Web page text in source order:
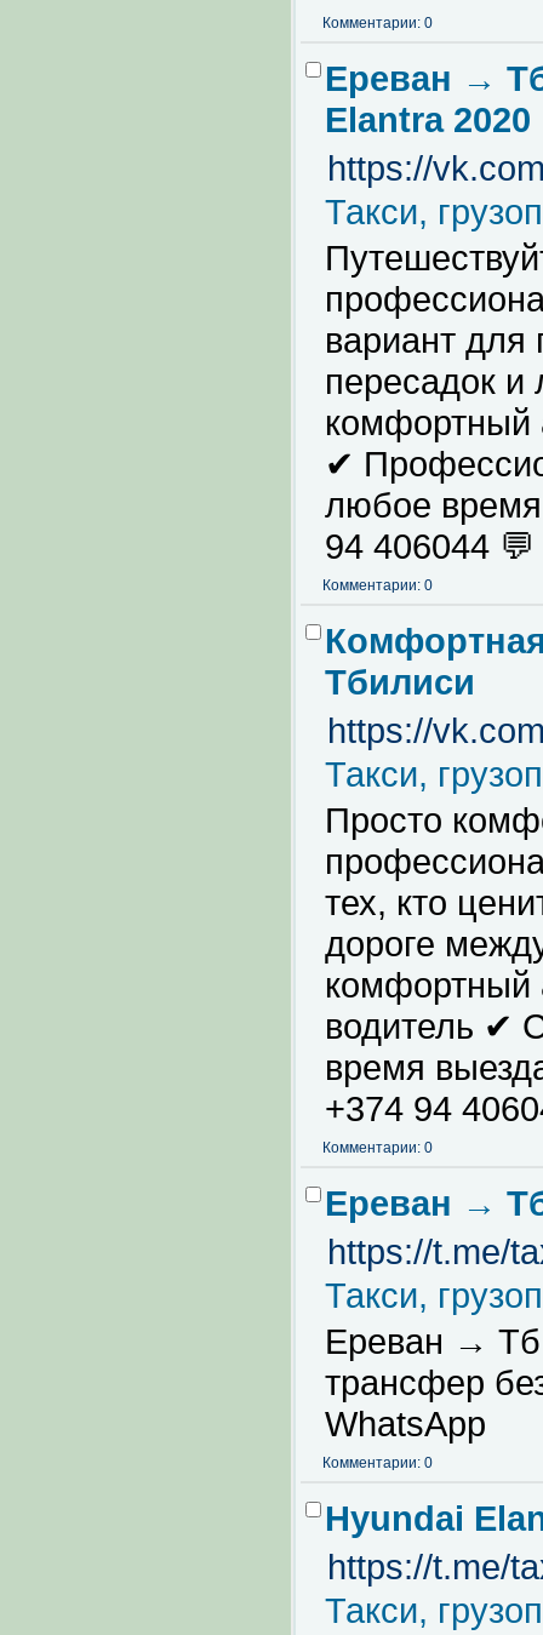
Комментарии: 0
Ереван →
Elantra 2020
https://
Такси,
вариант для
пересадок
комфортный
✔
любое
94 406044
Комментарии: 0
Тбилиси
https://
Такси,
Просто
тех, кто
дороге
водитель ✔
время
+374 94
Комментарии: 0
Ереван →
https://t.me/
Такси,
Ереван →
трансфер
WhatsApp
Комментарии: 0
Hyundai
https://t.me/
Такси,